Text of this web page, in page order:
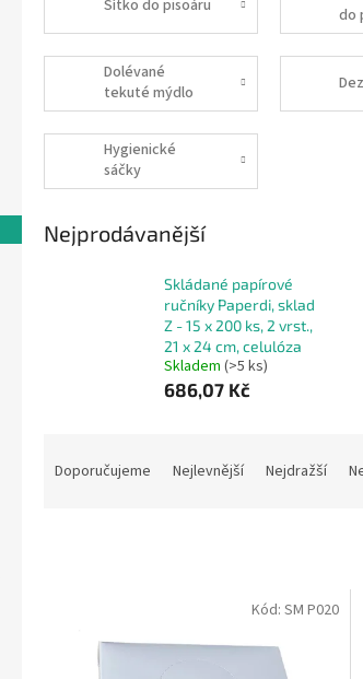
Sítko do pisoáru
do
Dolévané
tekuté mýdlo
Hygienické
sáčky
Nejprodávanější
Skládané papírové
ručníky Paperdi, sklad
Z - 15 x 200 ks, 2 vrst.,
21 x 24 cm, celulóza
Skladem (>5 ks)
686,07 Kč
Doporučujeme Nejlevnější Nejdražší
Kód: SM P020